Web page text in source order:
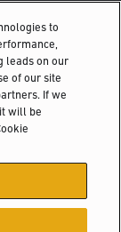
reserved.
de Cookies
to
leads on our
of our site
If we
will be